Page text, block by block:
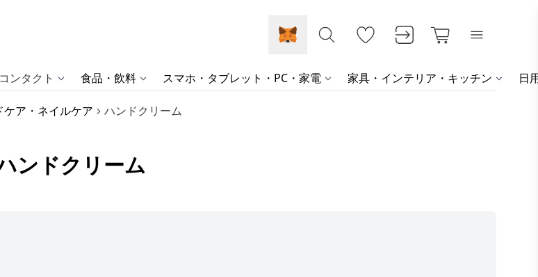
ンタクト 食品・飲料 スマホ・タブレット・PC・家電 家具・インテリア・キッチン 日
ケア・ネイルケア ハンドクリーム
ンドクリーム